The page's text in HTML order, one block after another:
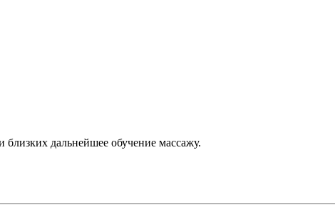
близких дальнейшее обучение массажу.